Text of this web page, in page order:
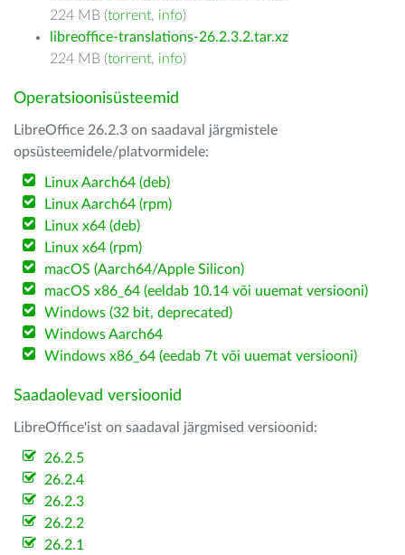
224 MB (torrent, info)
libreoffice-translations-26.2.3.2.tar.xz
224 MB (torrent, info)
Operatsioonisüsteemid
LibreOffice 26.2.3 on saadaval järgmistele
opsüsteemidele/platvormidele:
Linux Aarch64 (deb)
Linux Aarch64 (rpm)
Linux x64 (deb)
Linux x64 (rpm)
macOS (Aarch64/Apple Silicon)
macOS x86_64 (eeldab 10.14 või uuemat versiooni)
Windows (32 bit, deprecated)
Windows Aarch64
Windows x86_64 (eedab 7t või uuemat versiooni)
Saadaolevad versioonid
LibreOffice'ist on saadaval järgmised versioonid:
26.2.5
26.2.4
26.2.3
26.2.2
26.2.1